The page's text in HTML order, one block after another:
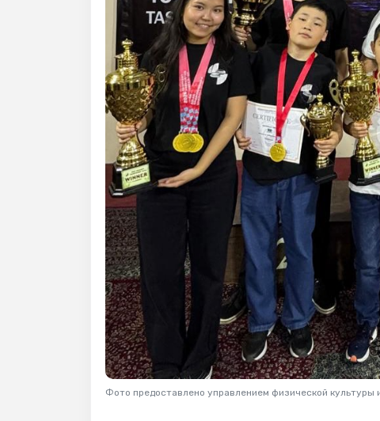
Фото предоставлено управлением физической культуры